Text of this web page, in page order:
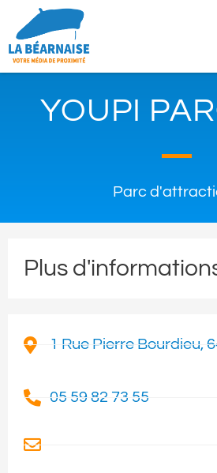
YOUPI
Parc
Plus
1 Rue Pierre Bourdieu,
05 59 82 73 55